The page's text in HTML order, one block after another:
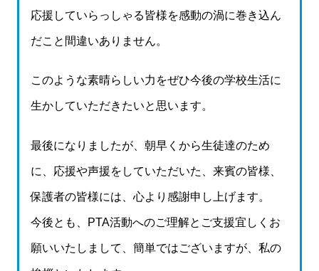
応援していらっしゃる皆様を感動の渦に巻き込ん
だこと間違いありません。
このような素晴らしい力をぜひ今後の学校生活に
生かしていただきたいと思います。
最後になりましたが、朝早くから生徒達のため
に、応援や声援をしていただいた、来賓の皆様、
保護者の皆様には、心より感謝申し上げます。
今後とも、PTA活動へのご理解とご支援宜しくお
願いいたしまして、簡単ではございますが、私の